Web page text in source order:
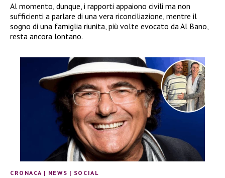
Al momento, dunque, i rapporti appaiono civili ma non
sufficienti a parlare di una vera riconciliazione, mentre il
sogno di una famiglia riunita, più volte evocato da Al Bano,
resta ancora lontano.
CRONACA | NEWS | SOCIAL